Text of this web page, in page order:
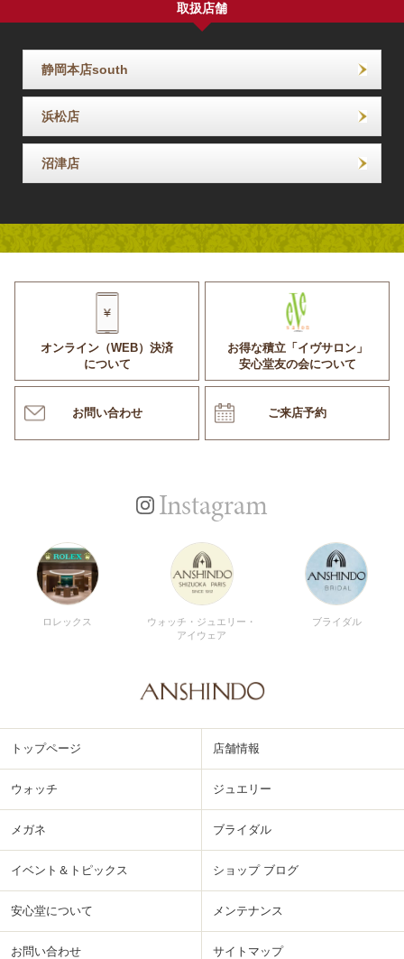
取扱店舗
静岡本店south
浜松店
沼津店
オンライン（WEB）決済
について
お得な積立「イヴサロン」
安心堂友の会について
お問い合わせ ご来店予約
Instagram
ロレックス
ウォッチ・ジュエリー・
アイウェア
ブライダル
トップページ 店舗情報
ウォッチ ジュエリー
メガネ ブライダル
イベント＆トピックス ショップ ブログ
安心堂について メンテナンス
お問い合わせ サイトマップ